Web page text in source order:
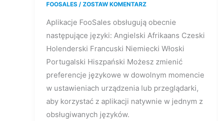
FOOSALES / ZOSTAW KOMENTARZ
Aplikacje FooSales obsługują obecnie
następujące języki: Angielski Afrikaans Czeski
Holenderski Francuski Niemiecki Włoski
Portugalski Hiszpański Możesz zmienić
preferencje językowe w dowolnym momencie
w ustawieniach urządzenia lub przeglądarki,
aby korzystać z aplikacji natywnie w jednym z
obsługiwanych języków.
FooSales?